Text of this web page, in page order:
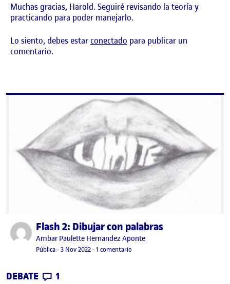
Muchas gracias, Harold. Seguiré revisando la teoría y
practicando para poder manejarlo.
Lo siento, debes estarconectado para publicar un
comentario.
Publicado porFlash 2: Dibujar con palabras
Publicado por
Ambar Paulette Hernandez Aponte
Visibilidad:
Pública-Fecha de publicación
3 Nov 20223 noviembre, 2022 11:56 pm
-1 comentario
DEBATE CONTRIBUTIONS
1